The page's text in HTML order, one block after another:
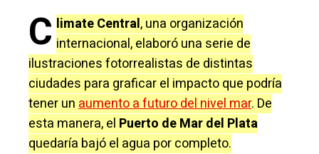
C limate Central, una organización
internacional, elaboró una serie de
ilustraciones fotorrealistas de distintas
ciudades para graficar el impacto que podría
tener unaumento a futuro del nivel mar. De
esta manera, el Puerto de Mar del Plata
quedaría bajó el agua por completo.